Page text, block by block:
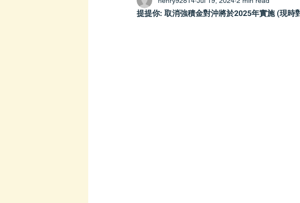
保險索償 基金表現 客群服務
提提你: 取消強積金對沖將於2025年實施 (現時